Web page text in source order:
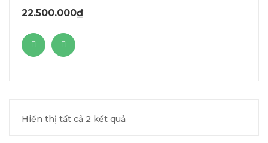
22.500.000₫
Hiển thị tất cả 2 kết quả